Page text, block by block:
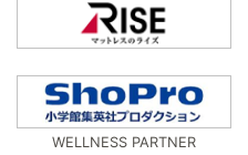
WELLNESS PARTNER